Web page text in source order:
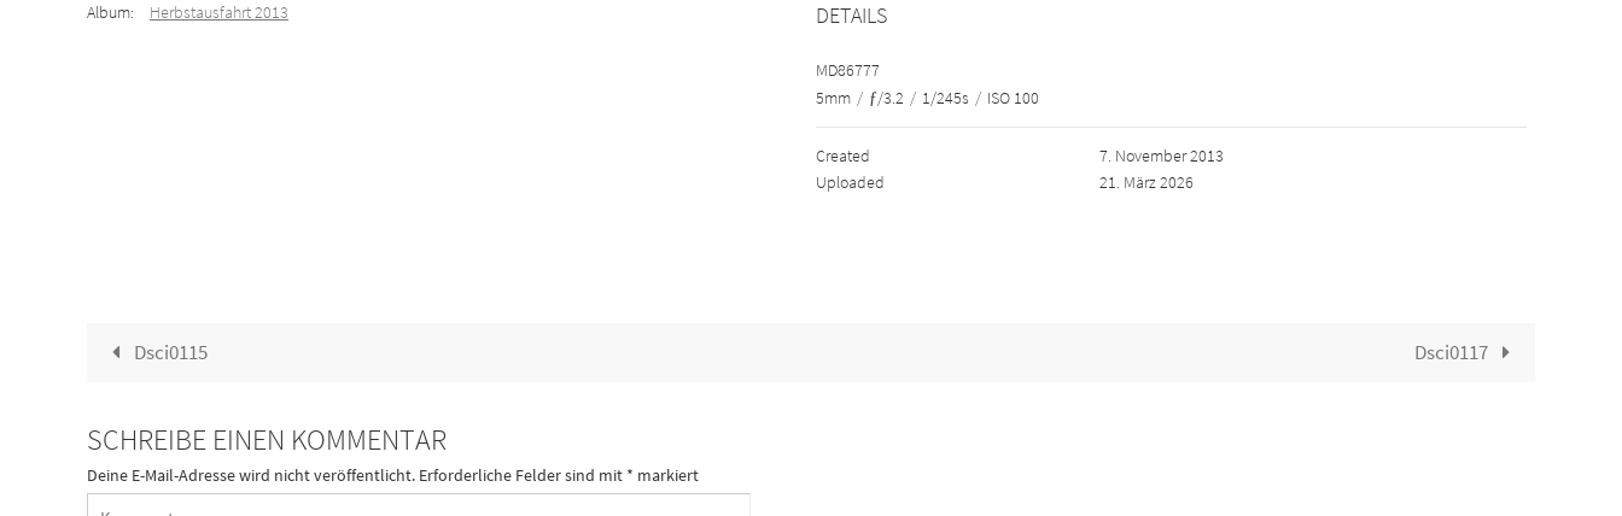
Album: Herbstausfahrt 2013 DETAILS
MD86777
5mm / ƒ/3.2 / 1/245s / ISO 100
Created
7. November 2013
Uploaded
21. März 2026
Dsci0115 Dsci0117
SCHREIBE EINEN KOMMENTAR
Deine E-Mail-Adresse wird nicht veröffentlicht. Erforderliche Felder sind mit * markiert